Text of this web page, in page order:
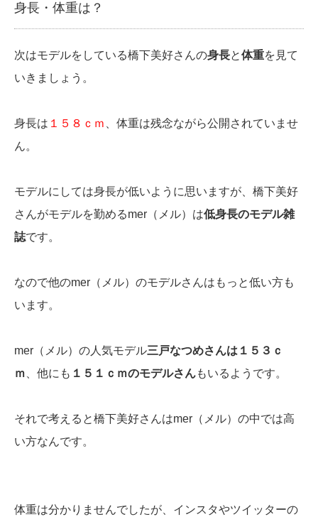
身長・体重は？
次はモデルをしている橋下美好さんの身長と体重を見て
いきましょう。
身長は １５８ｃｍ
、体重は残念ながら公開されていませ
ん。
モデルにしては身長が低いように思いますが、橋下美好
さんがモデルを勤めるmer（メル）は低身長のモデル雑
誌です。
なので他のmer（メル）のモデルさんはもっと低い方も
います。
mer（メル）の人気モデル三戸なつめさんは１５３ｃ
ｍ 、他にも １５１ｃｍのモデルさんもいるようです。
それで考えると橋下美好さんはmer（メル）の中では高
い方なんです。
体重は分かりませんでしたが、インスタやツイッターの